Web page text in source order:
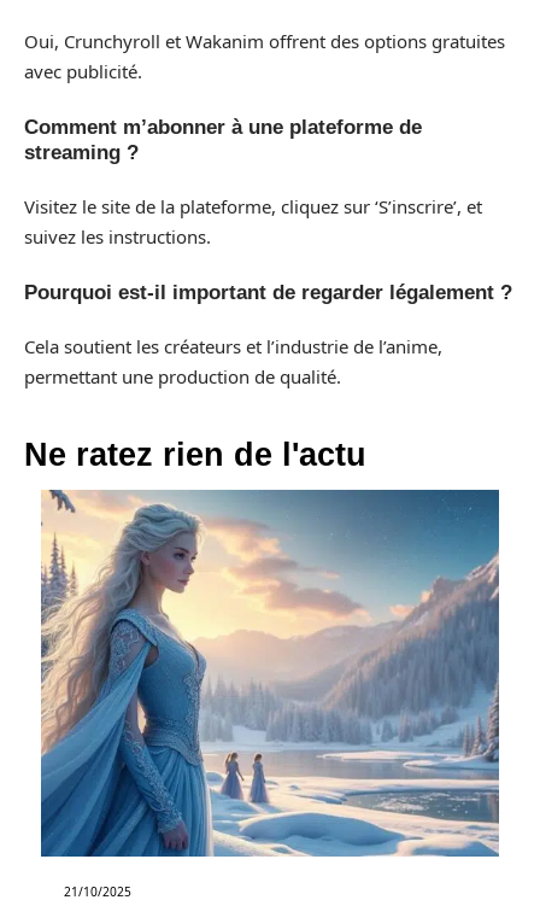
Oui, Crunchyroll et Wakanim offrent des options gratuites
avec publicité.
Comment m’abonner à une plateforme de
streaming ?
Visitez le site de la plateforme, cliquez sur ‘S’inscrire’, et
suivez les instructions.
Pourquoi est-il important de regarder légalement ?
Cela soutient les créateurs et l’industrie de l’anime,
permettant une production de qualité.
Ne ratez rien de l'actu
21/10/2025